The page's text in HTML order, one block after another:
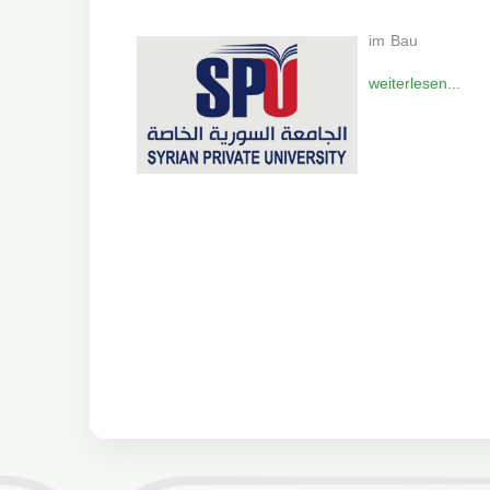
im Bau
weiterlesen...